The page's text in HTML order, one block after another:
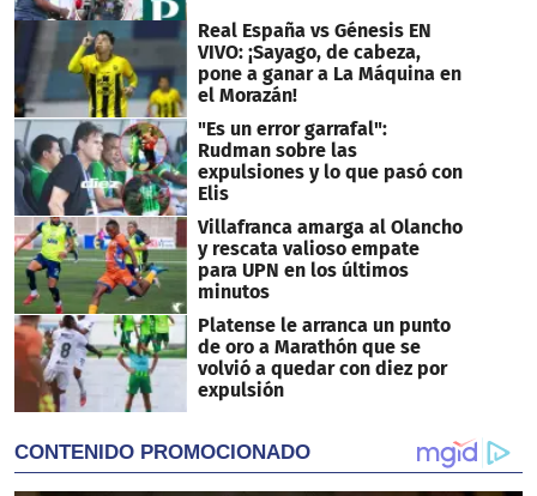
Real España vs Génesis EN
VIVO: ¡Sayago, de cabeza,
pone a ganar a La Máquina en
el Morazán!
"Es un error garrafal":
Rudman sobre las
expulsiones y lo que pasó con
Elis
Villafranca amarga al Olancho
y rescata valioso empate
para UPN en los últimos
minutos
Platense le arranca un punto
de oro a Marathón que se
volvió a quedar con diez por
expulsión